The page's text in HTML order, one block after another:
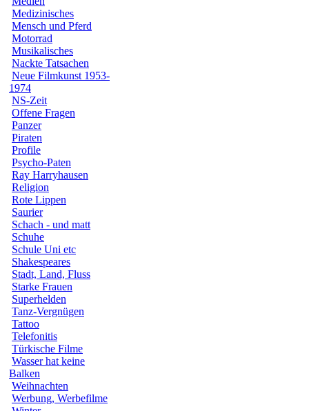
Medizinisches
Mensch und Pferd
Motorrad
Musikalisches
Nackte Tatsachen
Neue Filmkunst 1953-
1974
NS-Zeit
Offene Fragen
Panzer
Piraten
Profile
Psycho-Paten
Ray Harryhausen
Religion
Rote Lippen
Saurier
Schach - und matt
Schuhe
Schule Uni etc
Shakespeares
Stadt, Land, Fluss
Starke Frauen
Superhelden
Tanz-Vergnügen
Tattoo
Telefonitis
Türkische Filme
Wasser hat keine
Balken
Weihnachten
Werbung, Werbefilme